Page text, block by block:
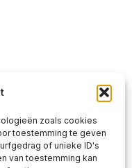
zoals cookies
toestemming te geven
of unieke ID's
van toestemming kan